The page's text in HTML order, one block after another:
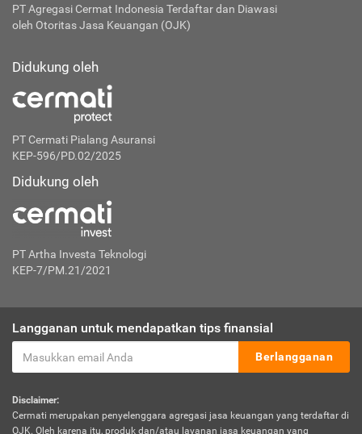
PT Agregasi Cermat Indonesia Terdaftar dan Diawasi
oleh Otoritas Jasa Keuangan (OJK)
Didukung oleh
PT Cermati Pialang Asuransi
KEP-596/PD.02/2025
Didukung oleh
PT Artha Investa Teknologi
KEP-7/PM.21/2021
Langganan untuk mendapatkan tips finansial
Berlangganan
Disclaimer:
Cermati merupakan penyelenggara agregasi jasa keuangan yang terdaftar di
OJK. Oleh karena itu, produk dan/atau layanan jasa keuangan yang